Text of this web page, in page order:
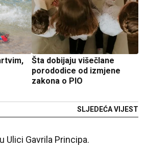
Šta dobijaju višečlane
porododice od izmjene
zakona o PIO
SLJEDEĆA VIJEST
Ulici Gavrila Principa.